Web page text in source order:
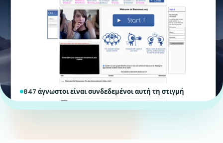
847 άγνωστοι είναι συνδεδεμένοι αυτή τη στιγμή